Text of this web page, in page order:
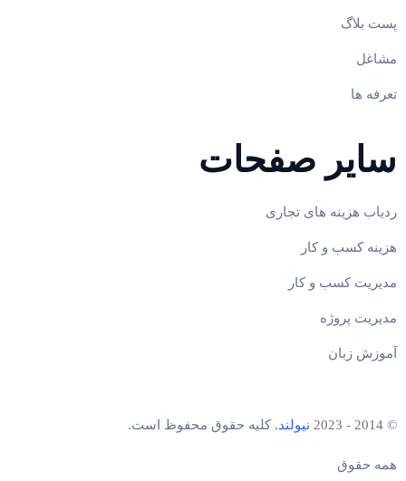
پست بلاگ
مشاغل
تعرفه ها
سایر صفحات
ردیاب هزینه های تجاری
هزینه کسب و کار
مدیریت کسب و کار
مدیریت پروژه
آموزش زبان
© 2014 - 2023 نیولند. کلیه حقوق محفوظ است.
همه حقوق